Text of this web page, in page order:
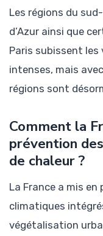
Les régions du
d’Azur ainsi que
Paris subissent les
intenses, mais
régions sont
Comment la
prévention
de chaleur ?
La France a mis
climatiques
végétalisation